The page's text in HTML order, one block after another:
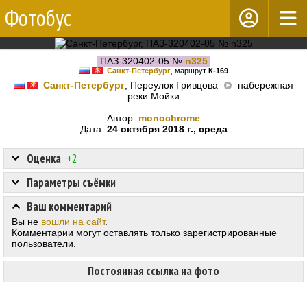
Фотобус
ПАЗ-320402-05 № n325
Санкт-Петербург , маршрут К-169
Санкт-Петербург , Переулок Гривцова
набережная
реки Мойки
Автор: monochrome
Дата: 24 октября 2018 г., среда
Оценка +2
Постоянная ссылка на фото
Параметры съёмки
Ваш комментарий
Вы не вошли на сайт.
Комментарии могут оставлять только зарегистрированные
пользователи.